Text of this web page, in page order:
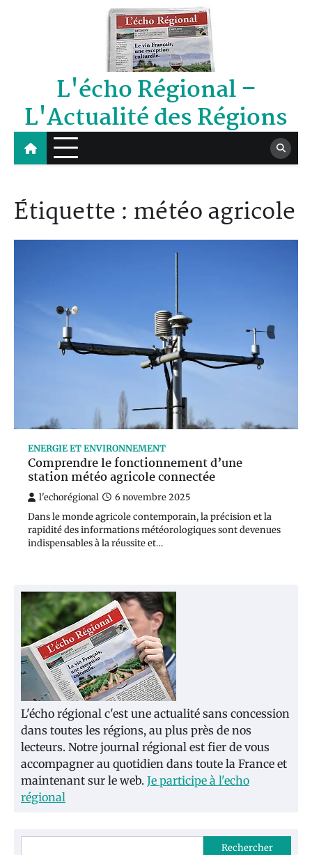
L'écho Régional –
L'Actualité des Régions
Étiquette : météo agricole
ENERGIE ET ENVIRONNEMENT
Comprendre le fonctionnement d’une
station météo agricole connectée
l'echorégional 6 novembre 2025
Dans le monde agricole contemporain, la précision et la
rapidité des informations météorologiques sont devenues
indispensables à la réussite et…
L'écho régional c'est une actualité sans concession
dans toutes les régions, au plus près de nos
lecteurs. Notre journal régional est fier de vous
accompagner au quotidien dans toute la France et
maintenant sur le web. Je participe à l'echo
régional
Rechercher